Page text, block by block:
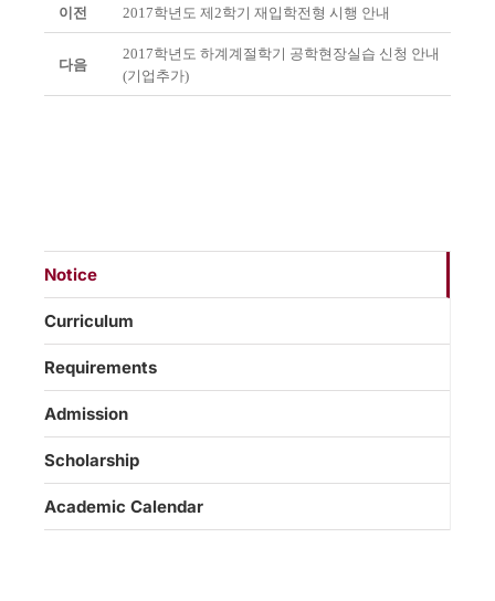
이전 2017학년도 제2학기 재입학전형 시행 안내
다음
2017학년도 하계계절학기 공학현장실습 신청 안내
(기업추가)
Notice
Curriculum
Requirements
Admission
Scholarship
Academic Calendar